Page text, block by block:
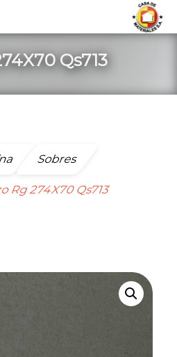
Qs713
Sobres
Rg 274X70 Qs713